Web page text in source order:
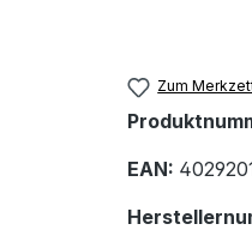
Zum
EAN: